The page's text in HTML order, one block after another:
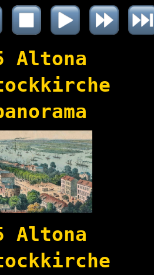
Altona
Altona